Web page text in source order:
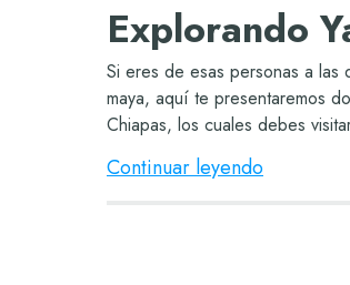
Explorando
Si eres de esas personas a las
maya, aquí te presentaremos
Chiapas, los cuales debes
Continuar leyendo